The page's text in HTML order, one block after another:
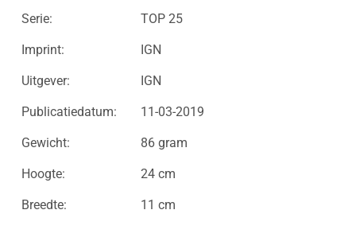
Serie: TOP 25
Imprint: IGN
Uitgever: IGN
Publicatiedatum: 11-03-2019
Gewicht: 86 gram
Hoogte: 24 cm
Breedte: 11 cm